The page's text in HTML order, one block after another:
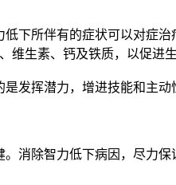
下所伴有的症状可以对症治
维生素、钙及铁质，以促进生
发挥潜力，增进技能和主动
消除智力低下病因，尽力